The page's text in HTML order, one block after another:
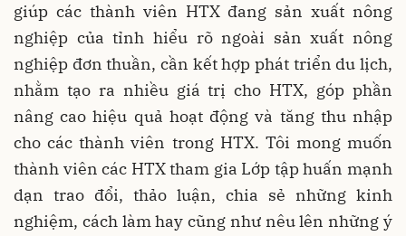
giúp các thành viên HTX đang sản xuất nông
nghiệp của tỉnh hiểu rõ ngoài sản xuất nông
nghiệp đơn thuần, cần kết hợp phát triển du lịch,
nhằm tạo ra nhiều giá trị cho HTX, góp phần
nâng cao hiệu quả hoạt động và tăng thu nhập
cho các thành viên trong HTX. Tôi mong muốn
thành viên các HTX tham gia Lớp tập huấn mạnh
dạn trao đổi, thảo luận, chia sẻ những kinh
nghiệm, cách làm hay cũng như nêu lên những ý